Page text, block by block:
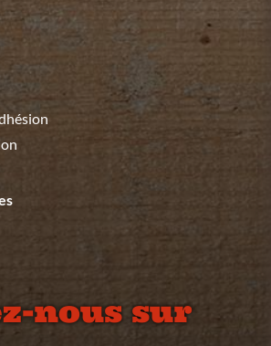
nous sur